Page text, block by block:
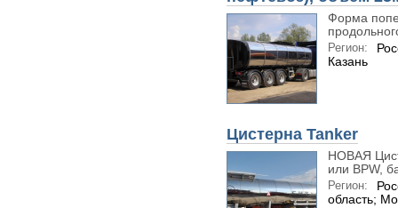
Форма
Регион:
Казань
Цистерна Tanker
НОВАЯ
или BPW,
Регион:
область;